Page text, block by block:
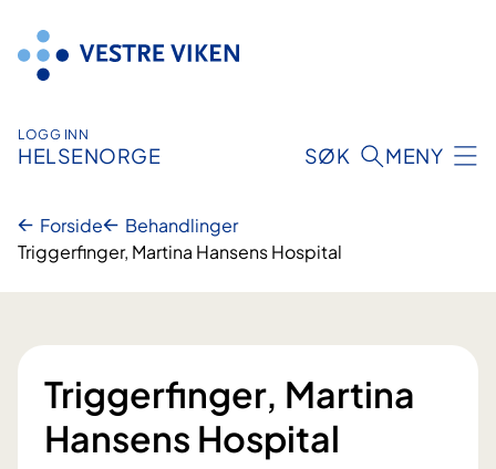
innhold
LOGG INN
HELSENORGE SØK MENY
Forside
Behandlinger
Triggerfinger, Martina Hansens Hospital
Triggerfinger, Martina
Hansens Hospital